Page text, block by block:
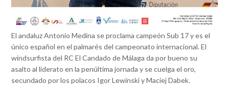
El andaluz Antonio Medina se proclama campeón Sub 17 y es el
único español en el palmarés del campeonato internacional. El
windsurfista del RC El Candado de Málaga da por bueno su
asalto al liderato en la penúltima jornada y se cuelga el oro,
secundado por los polacos Igor Lewinski y Maciej Dabek.